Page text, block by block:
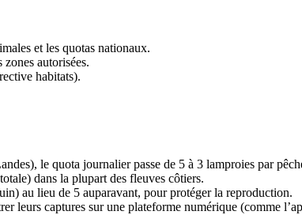
et les quotas nationaux.
autorisées.
habitats).
le quota journalier passe de 5 à 3 lamproies par
dans la plupart des fleuves côtiers.
au lieu de 5 auparavant, pour protéger la reproduction.
leurs captures sur une plateforme numérique (comme